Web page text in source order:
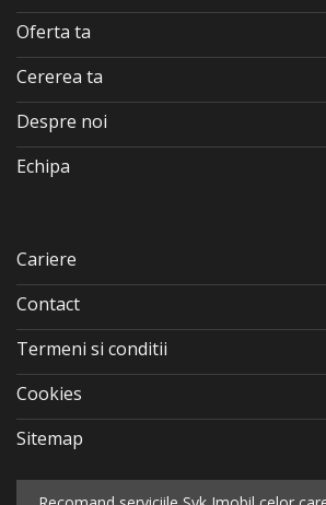
Oferta ta
Cererea ta
Despre noi
Echipa
Cariere
Contact
Termeni si conditii
Cookies
Sitemap